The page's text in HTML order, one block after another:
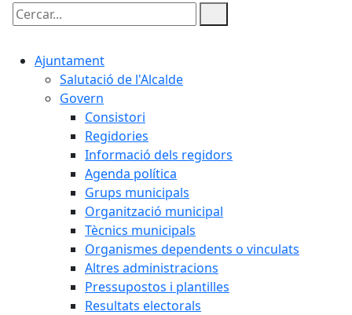
Cercar:
Ajuntament
Salutació de l'Alcalde
Govern
Consistori
Regidories
Informació dels regidors
Agenda política
Grups municipals
Organització municipal
Tècnics municipals
Organismes dependents o vinculats
Altres administracions
Pressupostos i plantilles
Resultats electorals